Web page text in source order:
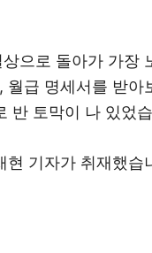
으로 돌아가 가장
월급 명세서를 받아
반 토막이 나 있었
현 기자가 취재했습